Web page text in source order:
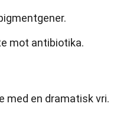
mot antibiotika.
med en dramatisk vri.